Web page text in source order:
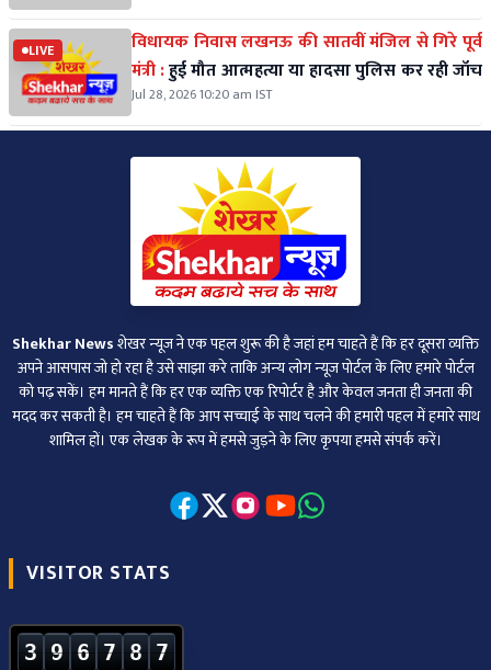
LIVE
विधायक निवास लखनऊ की सातवीं मंजिल से गिरे पूर्व
मंत्री :हुई मौत आत्महत्या या हादसा पुलिस कर रही जॉच
Jul 28, 2026 10:20 am IST
Shekhar Newsशेखर न्‍यूज ने एक पहल शुरू की है जहां हम चाहते हैं कि हर दूसरा व्‍यक्ति
अपने आसपास जो हो रहा है उसे साझा करे ताकि अन्‍य लोग न्‍यूज पोर्टल के लिए हमारे पोर्टल
को पढ़ सकें। हम मानते हैं कि हर एक व्यक्ति एक रिपोर्टर है और केवल जनता ही जनता की
मदद कर सकती है। हम चाहते हैं कि आप सच्चाई के साथ चलने की हमारी पहल में हमारे साथ
शामिल हों। एक लेखक के रूप में हमसे जुड़ने के लिए कृपया हमसे संपर्क करें।
VISITOR STATS
3 9 6 7 8 7